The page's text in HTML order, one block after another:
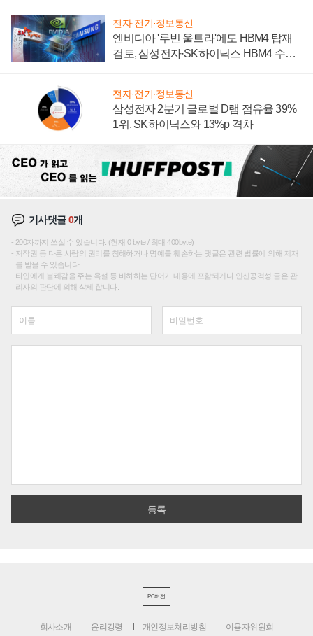
전자·전기·정보통신
엔비디아 '루빈 울트라'에도 HBM4 탑재
검토, 삼성전자·SK하이닉스 HBM4 수율
전자·전기·정보통신
삼성전자 2분기 글로벌 D램 점유율 39%
1위, SK하이닉스와 13%p 격차
기사댓글0개
200자까지 쓰실 수 있습니다. (현재 0 byte / 최대 400byte)
저작권 등 다른 사람의 권리를 침해하거나 명예를 훼손하는 댓글은 관련 법률에 의해 제재
를 받을 수 있습니다.
타인에게 불쾌감을 주는 욕설 등 비하하는 단어가 내용에 포함되거나 인신공격성 글은 관
리자의 판단에 의해 삭제 합니다.
PC버전
회사소개 윤리강령 개인정보처리방침 이용자위원회